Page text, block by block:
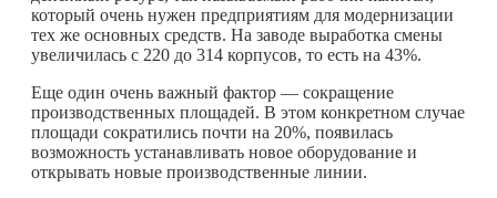
который очень нужен предприятиям для модернизации
тех же основных средств. На заводе выработка смены
увеличилась с 220 до 314 корпусов, то есть на 43%.
Еще один очень важный фактор — сокращение
производственных площадей. В этом конкретном случае
площади сократились почти на 20%, появилась
возможность устанавливать новое оборудование и
открывать новые производственные линии.